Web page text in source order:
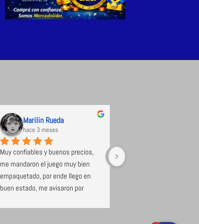
Marilin Rueda
hace 3 meses
Muy confiables y buenos precios,
me mandaron el juego muy bien
empaquetado, por ende llego en
buen estado, me avisaron por
Excelente tienda de
se destaca la calidad y